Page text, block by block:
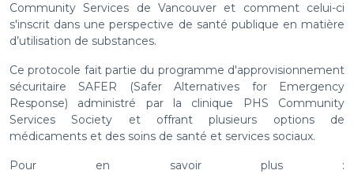
Community Services de Vancouver et comment celui-ci
s'inscrit dans une perspective de santé publique en matière
d’utilisation de substances.
Ce protocole fait partie du programme d'approvisionnement
sécuritaire SAFER (Safer Alternatives for Emergency
Response) administré par la clinique PHS Community
Services Society et offrant plusieurs options de
médicaments et des soins de santé et services sociaux.
P our en savoir plus :